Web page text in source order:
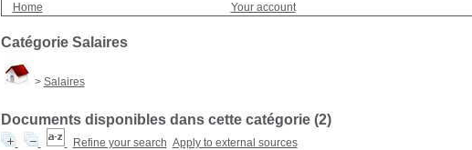
Home Your account
Catégorie Salaires
> Salaires
Documents disponibles dans cette catégorie (2)
Refine your search Apply to external sources